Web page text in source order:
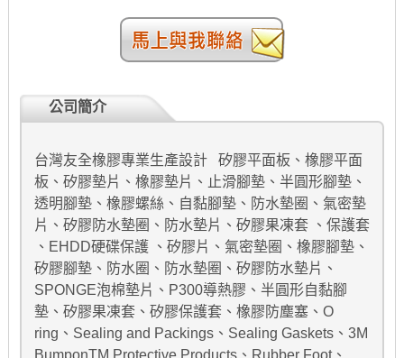
公司簡介
台灣友全橡膠專業生產設計 矽膠平面板、橡膠平面
板、矽膠墊片、橡膠墊片、止滑腳墊、半圓形腳墊、
透明腳墊、橡膠螺絲、自黏腳墊、防水墊圈、氣密墊
片、矽膠防水墊圈、防水墊片、矽膠果凍套 、保護套
、EHDD硬碟保護 、矽膠片、氣密墊圈、橡膠腳墊、
矽膠腳墊、防水圈、防水墊圈、矽膠防水墊片、
SPONGE泡棉墊片、P300導熱膠、半圓形自黏腳
墊、矽膠果凍套、矽膠保護套、橡膠防塵塞、O
ring、Sealing and Packings、Sealing Gaskets、3M